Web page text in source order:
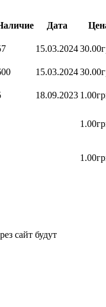
Дата
15.03.2024
15.03.2024
18.09.2023
сайт будут